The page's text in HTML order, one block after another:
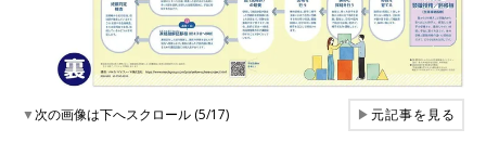
▼次の画像は下へスクロール (5/17) ▶元記事を見る